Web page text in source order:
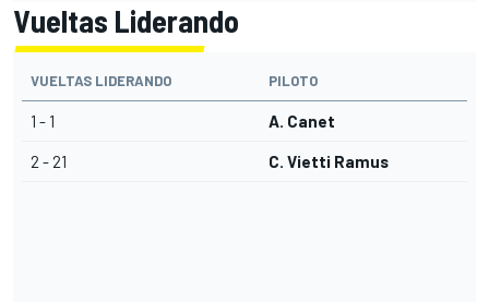
Vueltas Liderando
VUELTAS LIDERANDO PILOTO
1 - 1 A. Canet
2 - 21 C. Vietti Ramus